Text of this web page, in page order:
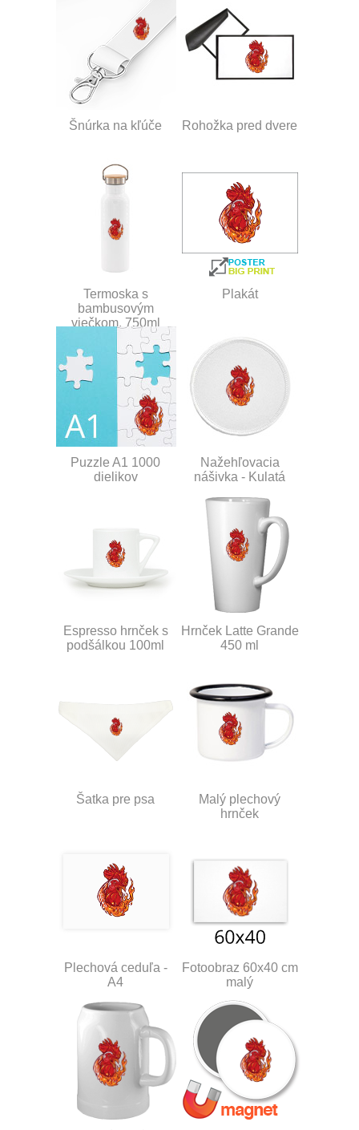
Šnúrka na kľúče Rohožka pred dvere
Termoska s
bambusovým
viečkom, 750ml
Plakát
Puzzle A1 1000
dielikov
Nažehľovacia
nášivka - Kulatá
Espresso hrnček s
podšálkou 100ml
Hrnček Latte Grande
450 ml
Šatka pre psa
Malý plechový
hrnček
Plechová ceduľa -
A4
Fotoobraz 60x40 cm
malý